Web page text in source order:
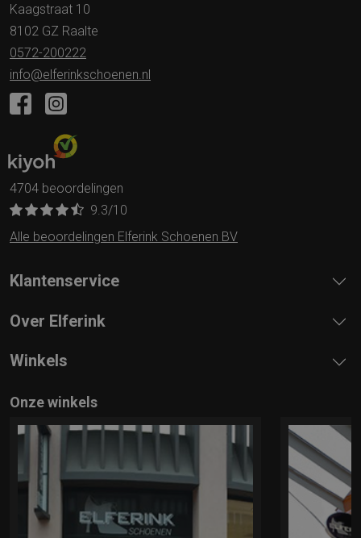
Kaagstraat 10
8102 GZ Raalte
0572-200222
info@elferinkschoenen.nl
4704 beoordelingen
9.3/10
Alle beoordelingen Elferink Schoenen BV
Klantenservice
Over Elferink
Winkels
Onze winkels